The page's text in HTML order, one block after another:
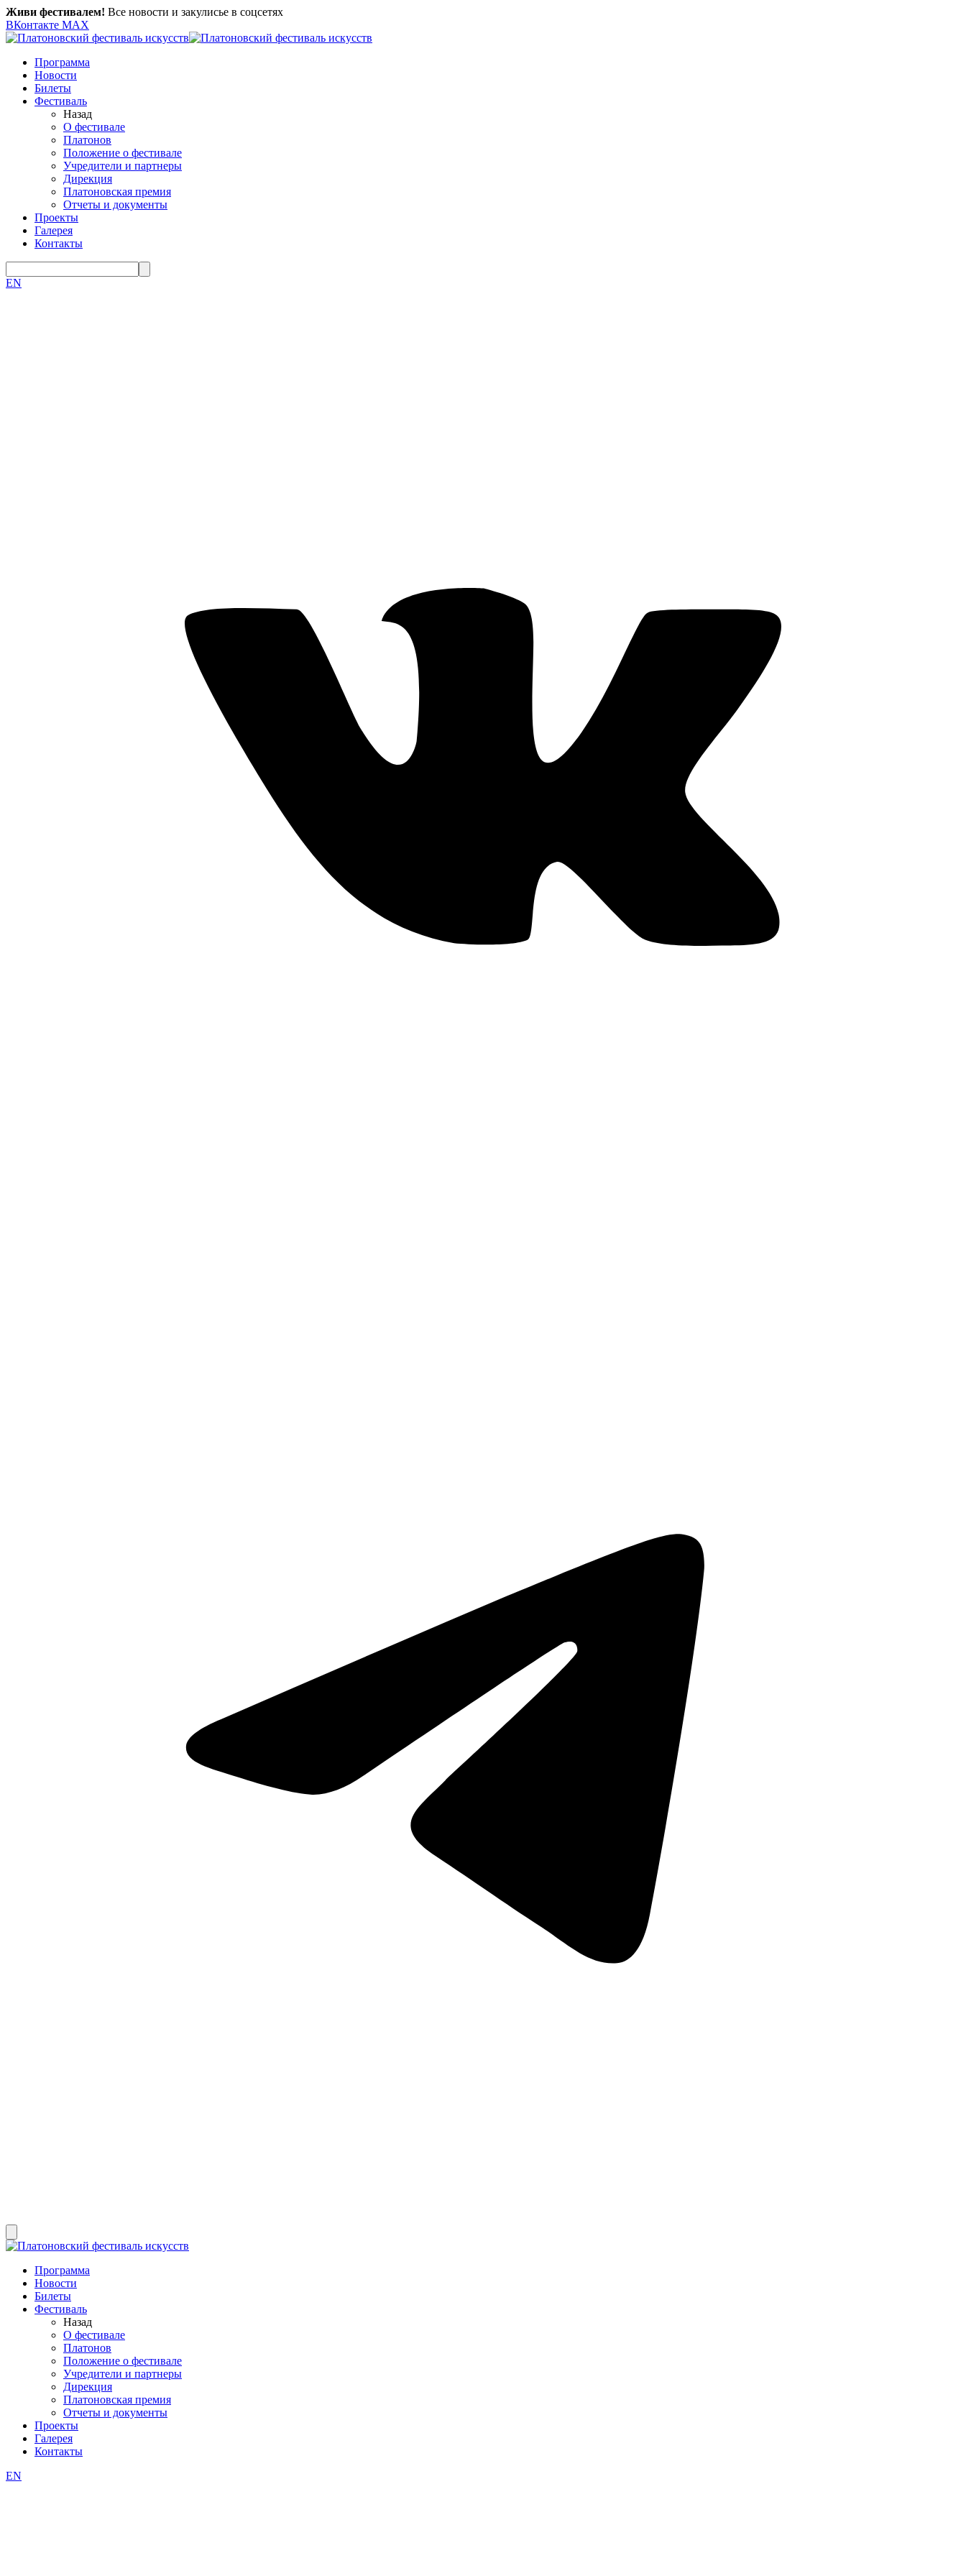
Живи фестивалем! Все новости и закулисье в соцсетях
ВКонтакте MAX
Программа
Новости
Билеты
Фестиваль
Назад
О фестивале
Платонов
Положение о фестивале
Учредители и партнеры
Дирекция
Платоновская премия
Отчеты и документы
Проекты
Галерея
Контакты
EN
Программа
Новости
Билеты
Фестиваль
Назад
О фестивале
Платонов
Положение о фестивале
Учредители и партнеры
Дирекция
Платоновская премия
Отчеты и документы
Проекты
Галерея
Контакты
EN